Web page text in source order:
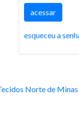
esqueceu a
Norte de Minas